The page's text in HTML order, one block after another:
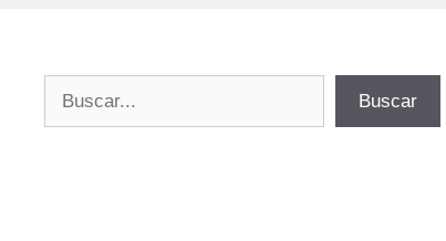
Buscar